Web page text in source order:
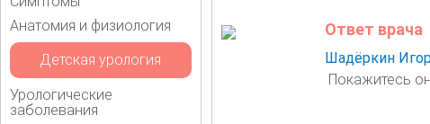
Анатомия и физиология
Детская урология
Урологические
заболевания
Ответ врача
Шадёркин
Покажитесь